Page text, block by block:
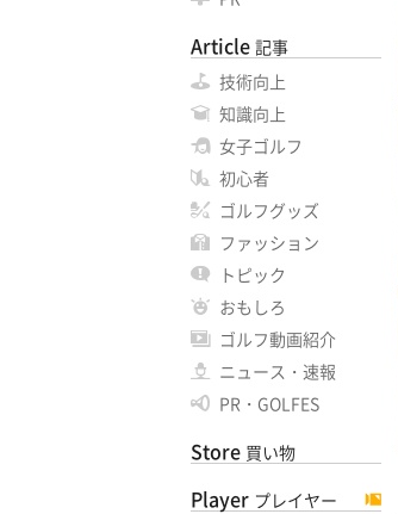
Article 記事
技術向上
知識向上
女子ゴルフ
初心者
ゴルフグッズ
ファッション
トピック
おもしろ
ゴルフ動画紹介
ニュース・速報
PR・GOLFES
Store 買い物
Player プレイヤー